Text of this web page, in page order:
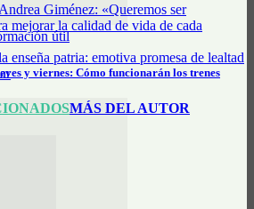
útil
y viernes: Cómo funcionarán los trenes
Giménez: «Queremos ser
mejorar la calidad de vida de cada
enseña patria: emotiva promesa de lealtad
MÁS DEL AUTOR